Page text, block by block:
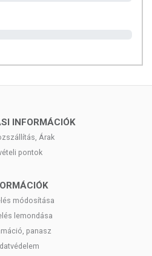
vagy sérült bőrfelületen! Ne
elzárva tartandó.
INFORMÁCIÓK
Árak
pontok
módosítása
lemondása
panasz